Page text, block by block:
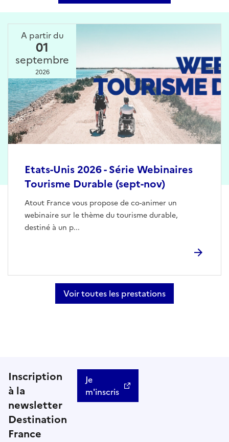
Etats-Unis 2026 - Série Webinaires
Tourisme Durable (sept-nov)
Atout France vous propose de co-animer un
webinaire sur le thème du tourisme durable,
destiné à un p...
A partir du
01
septembre
2026
Voir toutes les prestations
Inscription
à la
newsletter
Destination
France
Je
m'inscris